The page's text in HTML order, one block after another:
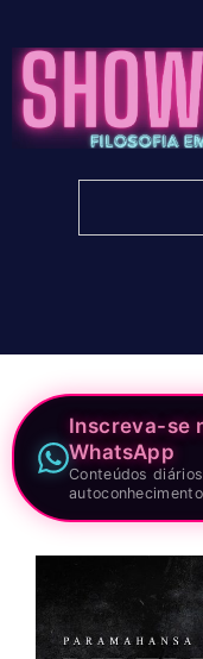
para
conteúdo
Inscreva-se
WhatsApp
Conteúdos
autoconhecimento